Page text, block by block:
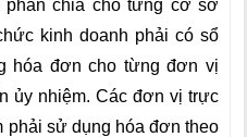
chia cho từng cơ sở
kinh doanh phải có sổ
hóa đơn cho từng đơn vị
ủy nhiệm. Các đơn vị trực
phải sử dụng hóa đơn theo